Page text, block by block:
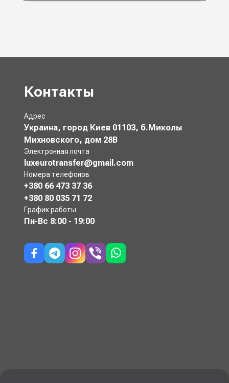
Контакты
Адрес
Украина, город Киев 01103, б.Миколы
Михновского, дом 28В
Электронная почта
luxeurotransfer@gmail.com
Номера телефонов
+380 66 473 37 36
+380 80 035 71 72
График работы
Пн-Вс 8:00 - 19:00